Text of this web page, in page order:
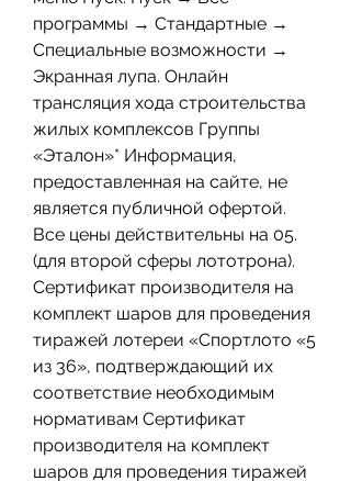
программы → Стандартные →
Специальные возможности →
Экранная лупа. Онлайн
трансляция хода строительства
жилых комплексов Группы
«Эталон»* Информация,
предоставленная на сайте, не
является публичной офертой.
Все цены действительны на 05.
(для второй сферы лототрона).
Сертификат производителя на
комплект шаров для проведения
тиражей лотереи «Спортлото «5
из 36», подтверждающий их
соответствие необходимым
нормативам Сертификат
производителя на комплект
шаров для проведения тиражей